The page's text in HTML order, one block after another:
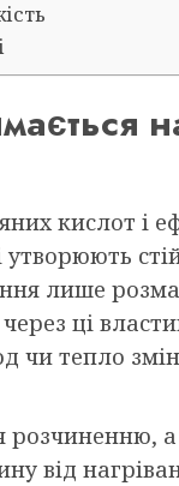
кислот і
лише
ці
чи тепло
розчиненню,
від